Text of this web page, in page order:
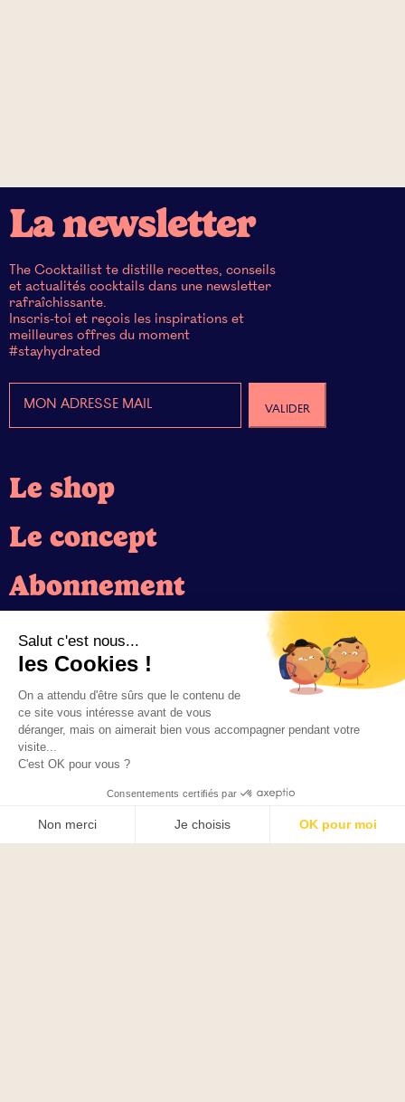
La newsletter
The Cocktailist te distille recettes, conseils
et actualités cocktails dans une newsletter
rafraîchissante.
Inscris-toi et reçois les inspirations et
meilleures offres du moment
#stayhydrated
Le shop
Le concept
Abonnement
Blog
CGV
POLITIQUE DE CONFIDENTIALITÉ
Salut c'est nous...
les Cookies !
On a attendu d'être sûrs que le contenu de
ce site vous intéresse avant de vous
déranger, mais on aimerait bien vous accompagner pendant votre
visite...
C'est OK pour vous ?
Consentements certifiés par
Non merci Je choisis OK pour moi